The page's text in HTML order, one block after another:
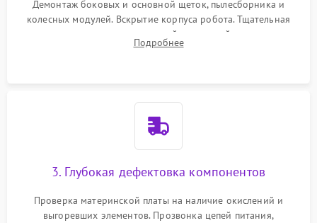
Демонтаж боковых и основной щеток, пылесборника и
колесных модулей. Вскрытие корпуса робота. Тщательная
очистка внутренних полостей, шестерней и плат от
скопившейся пыли, волос и шерсти животных с
Подробнее
3. Глубокая дефектовка компонентов
Проверка материнской платы на наличие окислений и
выгоревших элементов. Прозвонка цепей питания,